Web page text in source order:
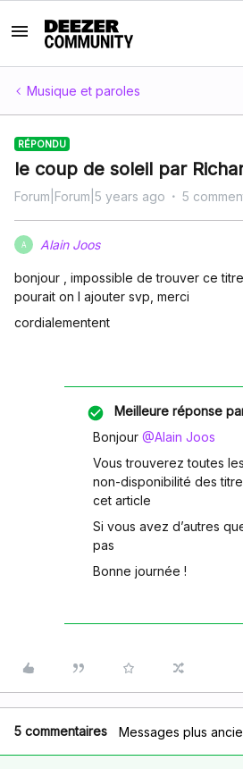
Musique et paroles
RÉPONDU
le coup de soleil par
Forum|Forum|5 years ago 5
A Alain Joos
bonjour , impossible de trouver ce
pourait on l ajouter svp, merci
cordialementent
Meilleure réponse
Bonjour @Alain Joos
Vous trouverez toutes
non-disponibilité des
cet article
Si vous avez d’autres
pas
Bonne journée !
5 commentaires Messages plus